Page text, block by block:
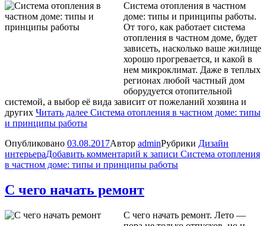
Система отопления в частном
доме: типы и принципы работы.
От того, как работает система
отопления в частном доме, будет
зависеть, насколько ваше жилище
хорошо прогревается, и какой в
нем микроклимат. Даже в теплых
регионах любой частный дом
оборудуется отопительной
системой, а выбор её вида зависит от пожеланий хозяина и
других Читать далее Система отопления в частном доме: типы
и принципы работы
Опубликовано 03.08.2017Автор adminРубрики Дизайн
интерьераДобавить комментарий к записи Система отопления
в частном доме: типы и принципы работы
С чего начать ремонт
С чего начать ремонт. Лето —